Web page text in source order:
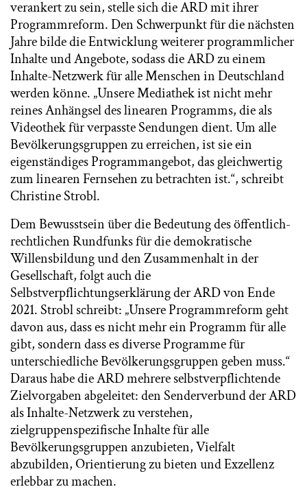
verankert zu sein, stelle sich die ARD mit ihrer
Programmreform. Den Schwerpunkt für die nächsten
Jahre bilde die Entwicklung weiterer programmlicher
Inhalte und Angebote, sodass die ARD zu einem
Inhalte-Netzwerk für alle Menschen in Deutschland
werden könne. „Unsere Mediathek ist nicht mehr
reines Anhängsel des linearen Programms, die als
Videothek für verpasste Sendungen dient. Um alle
Bevölkerungsgruppen zu erreichen, ist sie ein
eigenständiges Programmangebot, das gleichwertig
zum linearen Fernsehen zu betrachten ist.“, schreibt
Christine Strobl.
Dem Bewusstsein über die Bedeutung des öffentlich-
rechtlichen Rundfunks für die demokratische
Willensbildung und den Zusammenhalt in der
Gesellschaft, folgt auch die
Selbstverpflichtungserklärung der ARD von Ende
2021. Strobl schreibt: „Unsere Programmreform geht
davon aus, dass es nicht mehr ein Programm für alle
gibt, sondern dass es diverse Programme für
unterschiedliche Bevölkerungsgruppen geben muss.“
Daraus habe die ARD mehrere selbstverpflichtende
Zielvorgaben abgeleitet: den Senderverbund der ARD
als Inhalte-Netzwerk zu verstehen,
zielgruppenspezifische Inhalte für alle
Bevölkerungsgruppen anzubieten, Vielfalt
abzubilden, Orientierung zu bieten und Exzellenz
erlebbar zu machen.